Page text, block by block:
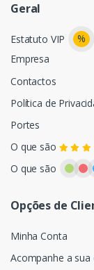
Geral
Estatuto VIP
%
Empresa
Contactos
Política de
Portes
O que são
O que são
Opções de
Minha Conta
Acompanhe a